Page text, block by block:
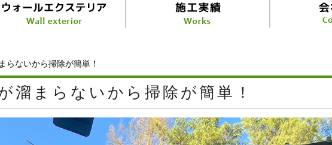
らないから掃除が簡単！
溜まらないから掃除が簡単！